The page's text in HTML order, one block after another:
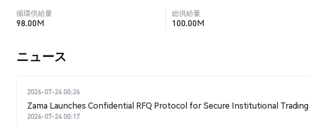
循環供給量
98.00M
総供給量
100.00M
​​ニュース​​
2026-07-24 00:26
Zama Launches Confidential RFQ Protocol for Secure Institutional Trading
2026-07-24 00:17